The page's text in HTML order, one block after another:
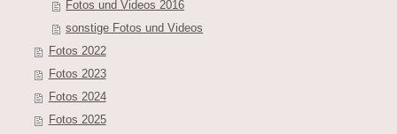
Fotos und Videos 2016
sonstige Fotos und Videos
Fotos 2022
Fotos 2023
Fotos 2024
Fotos 2025